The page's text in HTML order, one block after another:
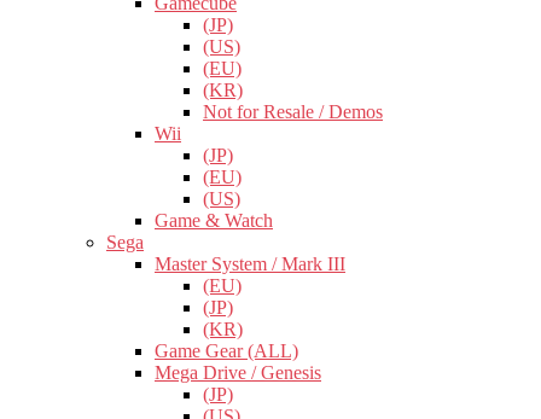
(JP)
(US)
(EU)
(KR)
Not for Resale / Demos
Wii
(JP)
(EU)
(US)
Game & Watch
Sega
Master System / Mark III
(EU)
(JP)
(KR)
Game Gear (ALL)
Mega Drive / Genesis
(JP)